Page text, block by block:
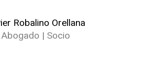
Robalino Orellana
Abogado | Socio